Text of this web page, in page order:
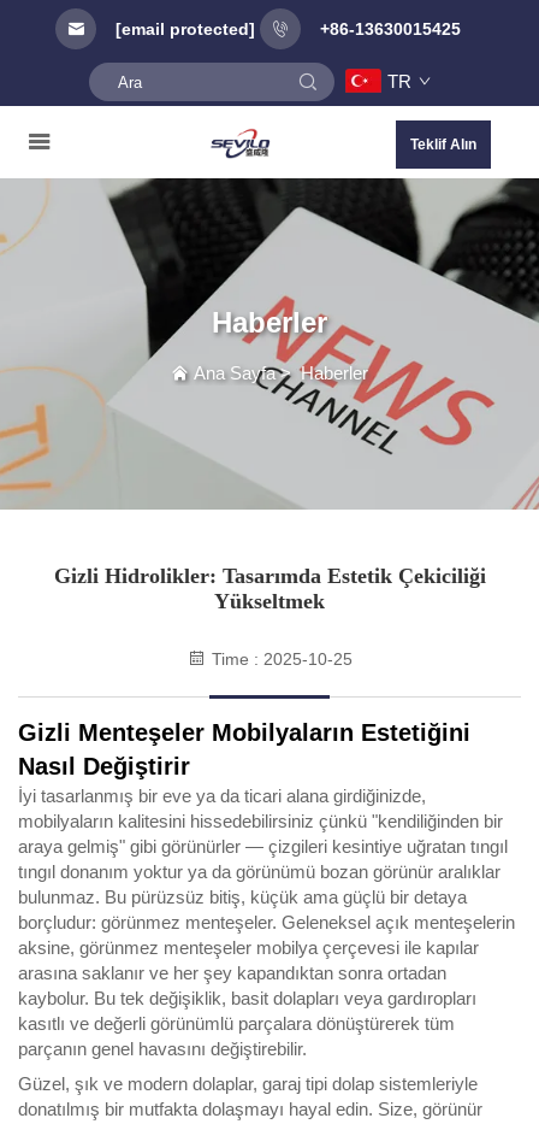
[email protected] +86-13630015425
TR
Teklif Alın
Haberler
Ana Sayfa>Haberler
Gizli Hidrolikler: Tasarımda Estetik Çekiciliği
Yükseltmek
Time : 2025-10-25
Gizli Menteşeler Mobilyaların Estetiğini
Nasıl Değiştirir
İyi tasarlanmış bir eve ya da ticari alana girdiğinizde,
mobilyaların kalitesini hissedebilirsiniz çünkü "kendiliğinden bir
araya gelmiş" gibi görünürler — çizgileri kesintiye uğratan tıngıl
tıngıl donanım yoktur ya da görünümü bozan görünür aralıklar
bulunmaz. Bu pürüzsüz bitiş, küçük ama güçlü bir detaya
borçludur: görünmez menteşeler. Geleneksel açık menteşelerin
aksine, görünmez menteşeler mobilya çerçevesi ile kapılar
arasına saklanır ve her şey kapandıktan sonra ortadan
kaybolur. Bu tek değişiklik, basit dolapları veya gardıropları
kasıtlı ve değerli görünümlü parçalara dönüştürerek tüm
parçanın genel havasını değiştirebilir.
Güzel, şık ve modern dolaplar, garaj tipi dolap sistemleriyle
donatılmış bir mutfakta dolaşmayı hayal edin. Size, görünür